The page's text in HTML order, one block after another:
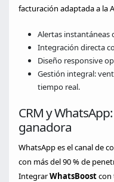
facturación adaptada a la
Alertas instantáneas
Integración directa
Diseño responsive
Gestión integral:
tiempo real.
CRM y
ganadora
WhatsApp es el canal de
con más del 90 % de
IntegrarWhatsBoostcon